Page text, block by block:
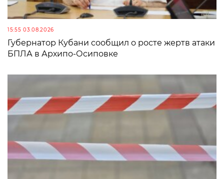
15:55 03.08.2026
Губернатор Кубани сообщил о росте жертв атаки
БПЛА в Архипо-Осиповке